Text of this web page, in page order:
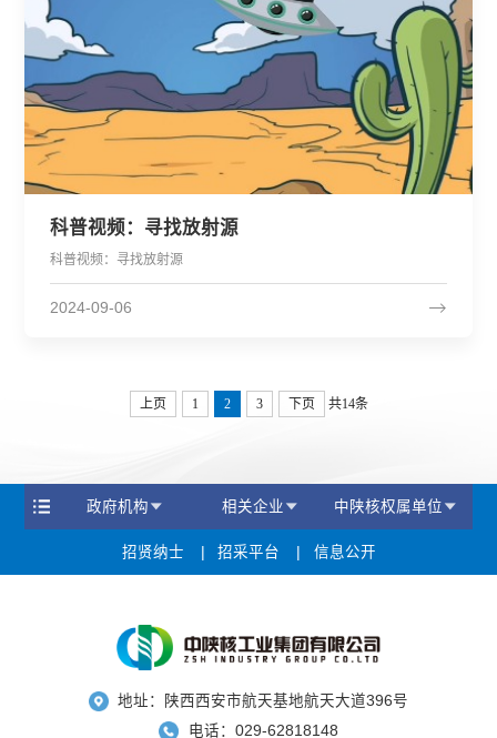
科普视频：寻找放射源
科普视频：寻找放射源
2024-09-06
上页 1 2 3 下页 共14条
政府机构 相关企业 中陕核权属单位
招贤纳士 招采平台 信息公开
地址：陕西西安市航天基地航天大道396号
电话：029-62818148